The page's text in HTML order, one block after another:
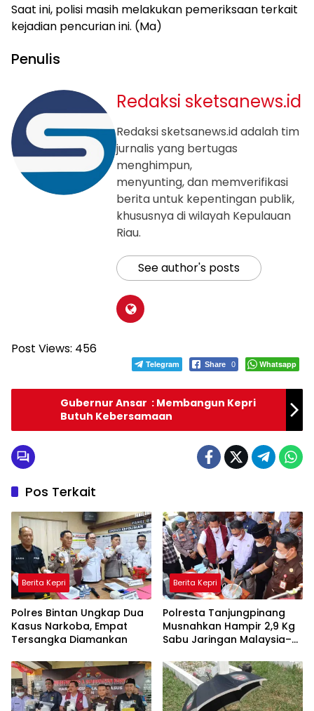
Saat ini, polisi masih melakukan pemeriksaan terkait
kejadian pencurian ini. (Ma)
Penulis
Redaksi sketsanews.id
Redaksi sketsanews.id adalah tim
jurnalis yang bertugas
menghimpun,
menyunting, dan memverifikasi
berita untuk kepentingan publik,
khususnya di wilayah Kepulauan
Riau.
See author's posts
Post Views: 456
Telegram Share 0 Whatsapp
Gubernur Ansar : Membangun Kepri
Butuh Kebersamaan
Pos Terkait
Berita Kepri
Polres Bintan Ungkap Dua
Kasus Narkoba, Empat
Tersangka Diamankan
Berita Kepri
Polresta Tanjungpinang
Musnahkan Hampir 2,9 Kg
Sabu Jaringan Malaysia–
Ribuan Jiwa